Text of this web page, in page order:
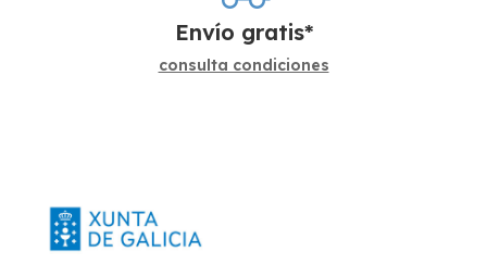
Envío gratis*
consulta condiciones